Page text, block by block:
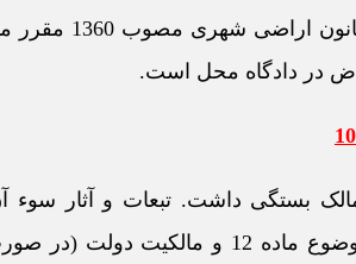
ماده 12 کمیسیون زمین شهری ، در مورد مهلت
بستگی داشت. تبعات و آثار سوء
اقدامات وزارت راه و شهرسازی میگردید . از اینرو همواره نظرات کمیسیون موضوع ماده